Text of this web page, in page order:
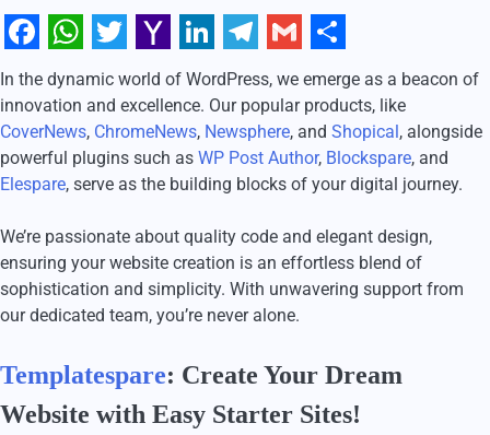
Facebook
WhatsApp
Twitter
Yahoo
Mail
LinkedIn
Telegram
Gmail
Share
In the dynamic world of WordPress, we emerge as a beacon of
innovation and excellence. Our popular products, like
CoverNews, ChromeNews, Newsphere, and Shopical, alongside
powerful plugins such as WP Post Author, Blockspare, and
Elespare, serve as the building blocks of your digital journey.
We’re passionate about quality code and elegant design,
ensuring your website creation is an effortless blend of
sophistication and simplicity. With unwavering support from
our dedicated team, you’re never alone.
Templatespare: Create Your Dream
Website with Easy Starter Sites!